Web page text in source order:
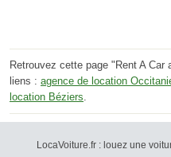
Retrouvez cette page "Rent A
liens : agence de location
location Béziers.
LocaVoiture.fr : louez une